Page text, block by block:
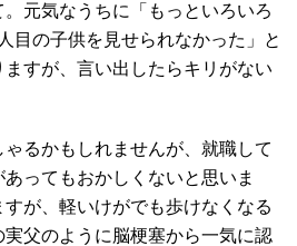
元気なうちに「もっといろいろ
目の子供を見せられなかった」と
すが、言い出したらキリがない
るかもしれませんが、就職して
ってもおかしくないと思いま
が、軽いけがでも歩けなくなる
父のように脳梗塞から一気に認